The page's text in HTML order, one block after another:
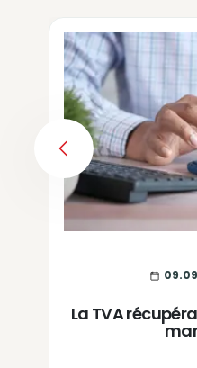
La TVA
PREVIOUS